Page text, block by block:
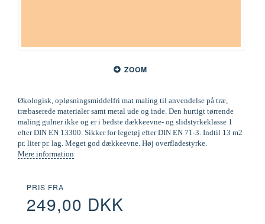
ZOOM
Økologisk, opløsningsmiddelfri mat maling til anvendelse på træ,
træbaserede materialer samt metal ude og inde. Den hurtigt tørrende
maling gulner ikke og er i bedste dækkeevne- og slidstyrkeklasse 1
efter DIN EN 13300. Sikker for legetøj efter DIN EN 71-3. Indtil 13 m2
pr. liter pr. lag. Meget god dækkeevne. Høj overfladestyrke.
Mere information
PRIS FRA
249,00 DKK